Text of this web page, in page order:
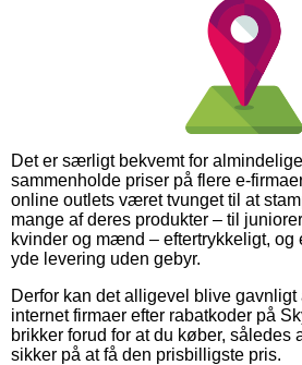
Det er særligt bekvemt for
sammenholde priser på flere e-
online outlets været tvunget til at
mange af deres produkter – til
kvinder og mænd – eftertrykkeligt, og
yde levering uden gebyr.
Derfor kan det alligevel blive gavnligt
internet firmaer efter rabatkoder på
brikker forud for at du køber, således
sikker på at få den prisbilligste pris.